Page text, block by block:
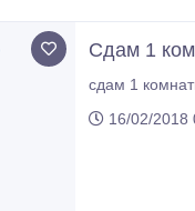
Сдам 1
сдам 1
16/02/2018